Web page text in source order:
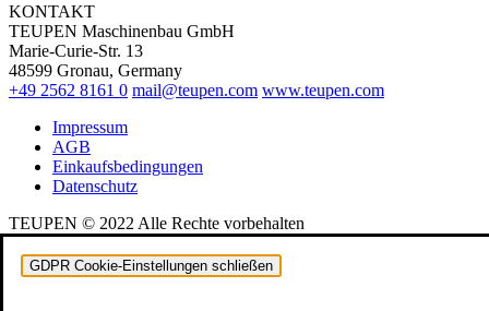
KONTAKT
TEUPEN Maschinenbau GmbH
Marie-Curie-Str. 13
48599 Gronau, Germany
+49 2562 8161 0 mail@teupen.com www.teupen.com
Impressum
AGB
Einkaufsbedingungen
Datenschutz
TEUPEN © 2022 Alle Rechte vorbehalten
GDPR Cookie-Einstellungen schließen